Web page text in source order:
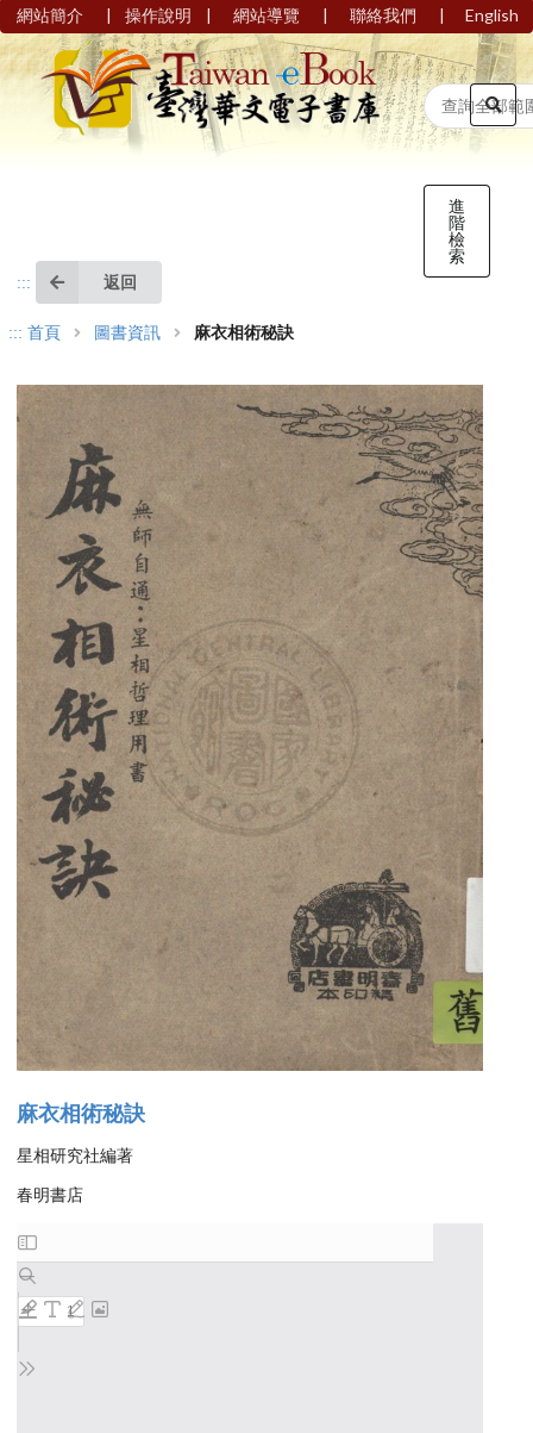
網站簡介 | 操作說明 | 網站導覽 | 聯絡我們 | English
進
階
檢
索
::: 返回
::: 首頁 圖書資訊 麻衣相術秘訣
麻衣相術秘訣
星相研究社編著
春明書店